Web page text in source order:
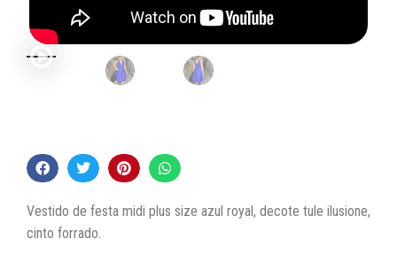
Vestido de festa midi plus size azul royal, decote tule ilusione,
cinto forrado.